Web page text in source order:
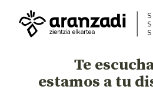
Te
estamos a tu